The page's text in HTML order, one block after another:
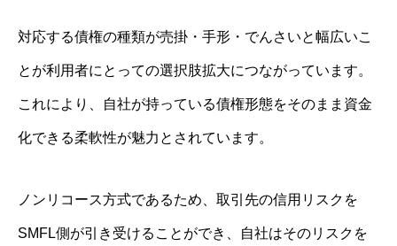
対応する債権の種類が売掛・手形・でんさいと幅広いこ
とが利用者にとっての選択肢拡大につながっています。
これにより、自社が持っている債権形態をそのまま資金
化できる柔軟性が魅力とされています。
ノンリコース方式であるため、取引先の信用リスクを
SMFL側が引き受けることができ、自社はそのリスクを